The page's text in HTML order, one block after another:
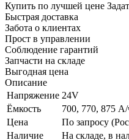
Купить по лучшей цене
Быстрая доставка
Забота о клиентах
Прост в управлении
Соблюдение гарантий
Запчасти на складе
Выгодная цена
Описание
Напряжение 24V
Ёмкость
700, 770, 875
Цена
По запросу
Наличие
На складе, в